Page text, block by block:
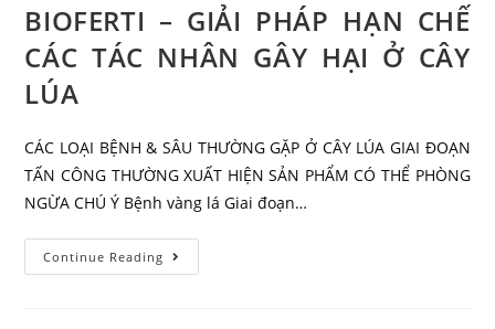
BIOFERTI – GIẢI PHÁP HẠN CHẾ
CÁC TÁC NHÂN GÂY HẠI Ở CÂY
LÚA
CÁC LOẠI BỆNH & SÂU THƯỜNG GẶP Ở CÂY LÚA GIAI ĐOẠN
TẤN CÔNG THƯỜNG XUẤT HIỆN SẢN PHẨM CÓ THỂ PHÒNG
NGỪA CHÚ Ý Bệnh vàng lá Giai đoạn…
Continue Reading